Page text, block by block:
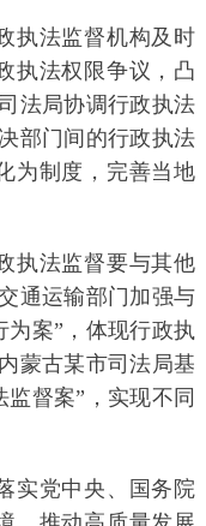
执法监督机构及时
执法权限争议，凸
法局协调行政执法
部门间的行政执法
为制度，完善当地
执法监督要与其他
通运输部门加强与
案”，体现行政执
蒙古某市司法局基
督案”，实现不同
党中央、国务院